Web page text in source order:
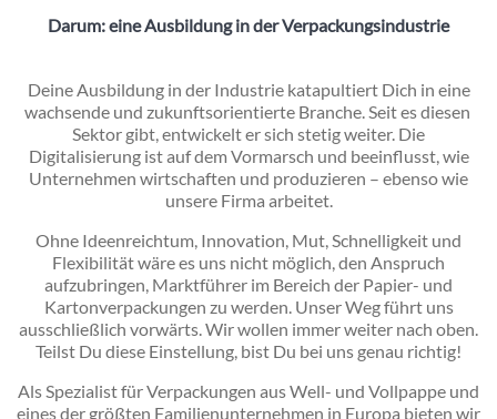
Darum: eine Ausbildung in derVerpackungsindustrie
Inhalt
Deine Ausbildung in der Industrie katapultiert Dich in eine
wachsende und zukunftsorientierte Branche. Seit es diesen
Sektor gibt, entwickelt er sich stetig weiter. Die
Digitalisierung ist auf dem Vormarsch und beeinflusst, wie
Unternehmen wirtschaften und produzieren – ebenso wie
unsere Firma arbeitet.
Ohne Ideenreichtum, Innovation, Mut, Schnelligkeit und
Flexibilität wäre es uns nicht möglich, den Anspruch
aufzubringen, Marktführer im Bereich der Papier- und
Kartonverpackungen zu werden. Unser Weg führt uns
ausschließlich vorwärts. Wir wollen immer weiter nach oben.
Teilst Du diese Einstellung, bist Du bei uns genau richtig!
Als Spezialist für Verpackungen aus Well- und Vollpappe und
eines der größten Familienunternehmen in Europa bieten wir